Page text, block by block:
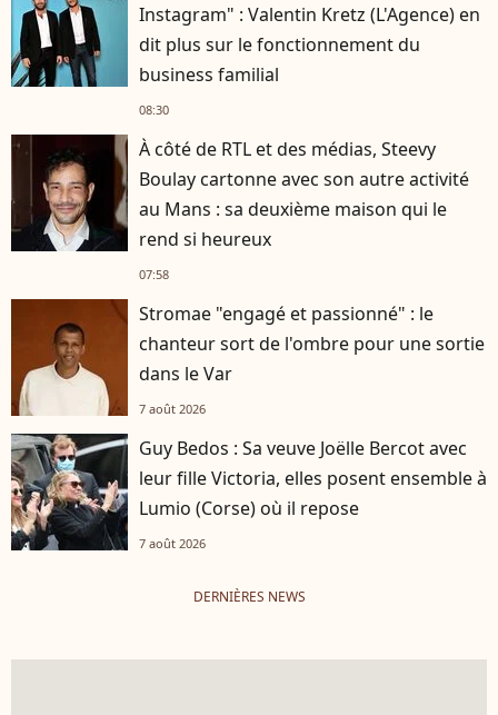
Instagram" : Valentin Kretz (L'Agence) en
dit plus sur le fonctionnement du
business familial
08:30
À côté de RTL et des médias, Steevy
Boulay cartonne avec son autre activité
au Mans : sa deuxième maison qui le
rend si heureux
07:58
Stromae "engagé et passionné" : le
chanteur sort de l'ombre pour une sortie
dans le Var
7 août 2026
Guy Bedos : Sa veuve Joëlle Bercot avec
leur fille Victoria, elles posent ensemble à
Lumio (Corse) où il repose
7 août 2026
DERNIÈRES NEWS